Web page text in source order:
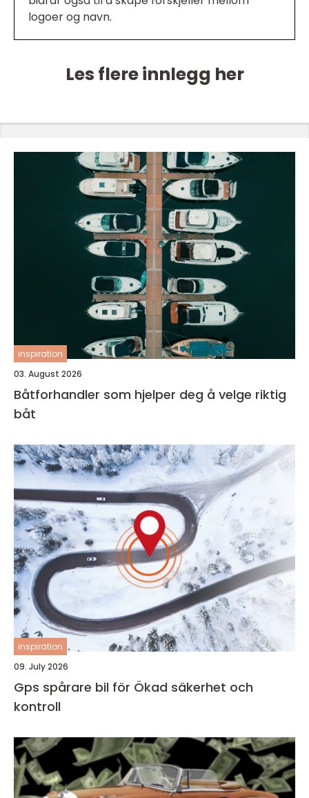
logoer og navn.
Les flere innlegg her
inspiration
03. August 2026
Båtforhandler som hjelper deg å velge riktig
båt
inspiration
09. July 2026
Gps spårare bil för Ökad säkerhet och
kontroll